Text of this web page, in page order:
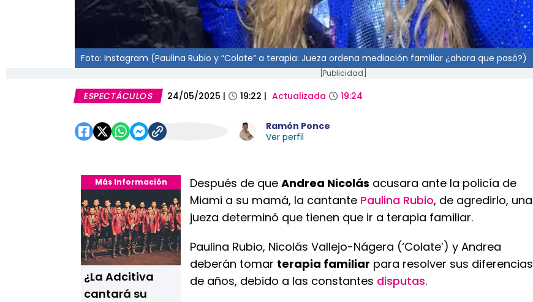
Foto: Instagram (Paulina Rubio y “Colate” a terapia: Jueza ordena mediación familiar ¿ahora que pasó?)
[Publicidad]
ESPECTÁCULOS 24/05/2025 | 19:22 | Actualizada 19:24
Ramón Ponce
Ver perfil
Más Información
¿La Adcitiva
cantará su
Después de que Andrea Nicolás acusara ante la policía de
Miami a su mamá, la cantante Paulina Rubio, de agredirlo, una
jueza determinó que tienen que ir a terapia familiar.
Paulina Rubio, Nicolás Vallejo-Nágera (‘Colate’) y Andrea
deberán tomar terapia familiar para resolver sus diferencias
de años, debido a las constantes disputas.